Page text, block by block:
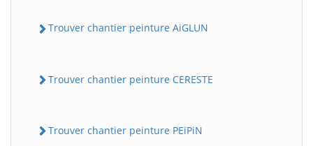
Trouver chantier peinture AiGLUN
Trouver chantier peinture CERESTE
Trouver chantier peinture PEiPiN